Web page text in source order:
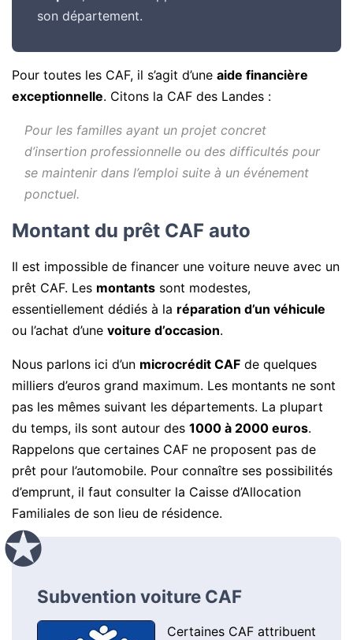
son département.
Pour toutes les CAF, il s’agit d’une aide financière
exceptionnelle. Citons la CAF des Landes :
Pour les familles ayant un projet concret
d’insertion professionnelle ou des difficultés pour
se maintenir dans l’emploi suite à un événement
ponctuel.
Montant du prêt CAF auto
Il est impossible de financer une voiture neuve avec un
prêt CAF. Les montants sont modestes,
essentiellement dédiés à la réparation d’un véhicule
ou l’achat d’une voiture d’occasion.
Nous parlons ici d’un microcrédit CAF de quelques
milliers d’euros grand maximum. Les montants ne sont
pas les mêmes suivant les départements. La plupart
du temps, ils sont autour des 1000 à 2000 euros.
Rappelons que certaines CAF ne proposent pas de
prêt pour l’automobile. Pour connaître ses possibilités
d’emprunt, il faut consulter la Caisse d’Allocation
Familiales de son lieu de résidence.
Subvention voiture CAF
Certaines CAF attribuent